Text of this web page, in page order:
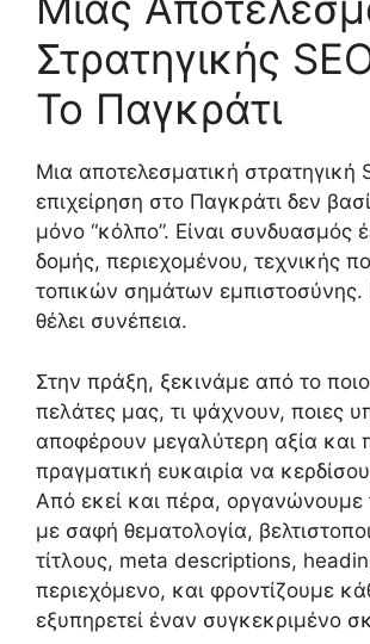
Στρατηγικής
Το Παγκράτι
Μια αποτελεσματική στρατηγική
επιχείρηση στο Παγκράτι δεν
μόνο “κόλπο”. Είναι συνδυασμός
δομής, περιεχομένου, τεχνικής
τοπικών σημάτων εμπιστοσύνης.
θέλει συνέπεια.
Στην πράξη, ξεκινάμε από το
πελάτες μας, τι ψάχνουν, ποιες
αποφέρουν μεγαλύτερη αξία και
πραγματική ευκαιρία να
Από εκεί και πέρα, οργανώνουμε
με σαφή θεματολογία,
τίτλους, meta descriptions,
περιεχόμενο, και φροντίζουμε
εξυπηρετεί έναν συγκεκριμένο